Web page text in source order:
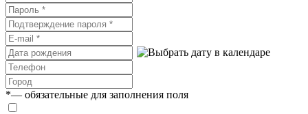
*— обязательные для заполнения поля